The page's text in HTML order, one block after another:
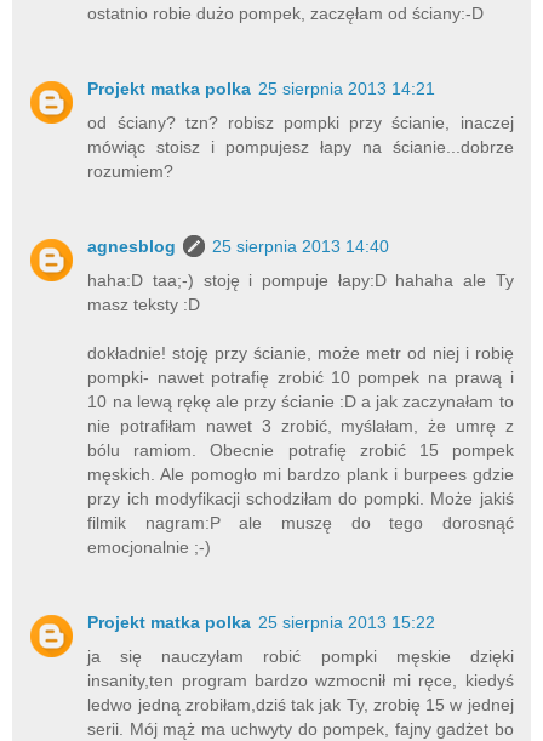
ostatnio robie dużo pompek, zaczęłam od ściany:-D
Projekt matka polka 25 sierpnia 2013 14:21
od ściany? tzn? robisz pompki przy ścianie, inaczej
mówiąc stoisz i pompujesz łapy na ścianie...dobrze
rozumiem?
agnesblog
25 sierpnia 2013 14:40
haha:D taa;-) stoję i pompuje łapy:D hahaha ale Ty
masz teksty :D
dokładnie! stoję przy ścianie, może metr od niej i robię
pompki- nawet potrafię zrobić 10 pompek na prawą i
10 na lewą rękę ale przy ścianie :D a jak zaczynałam to
nie potrafiłam nawet 3 zrobić, myślałam, że umrę z
bólu ramiom. Obecnie potrafię zrobić 15 pompek
męskich. Ale pomogło mi bardzo plank i burpees gdzie
przy ich modyfikacji schodziłam do pompki. Może jakiś
filmik nagram:P ale muszę do tego dorosnąć
emocjonalnie ;-)
Projekt matka polka 25 sierpnia 2013 15:22
ja się nauczyłam robić pompki męskie dzięki
insanity,ten program bardzo wzmocnił mi ręce, kiedyś
ledwo jedną zrobiłam,dziś tak jak Ty, zrobię 15 w jednej
serii. Mój mąż ma uchwyty do pompek, fajny gadżet bo